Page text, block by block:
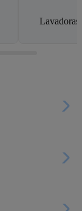
Lavadoras